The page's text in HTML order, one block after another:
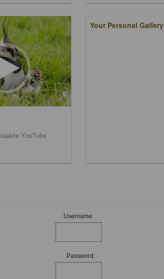
YouTube
Your Personal Gallery
Username:
Password: